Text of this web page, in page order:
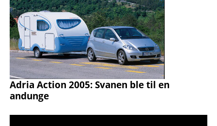
Adria Action 2005: Svanen ble til en
andunge